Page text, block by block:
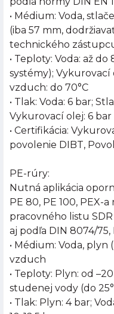
• Médium: Voda,
(iba 57 mm,
technického
• Teploty: Voda: až
systémy); Vykurovací
vzduch: do 70°C
• Tlak: Voda: 6 bar;
Vykurovací olej: 6 bar
• Certifikácia:
povolenie DIBT,
PE-rúry:
Nutná aplikácia
PE 80, PE 100, PEX-
pracovného listu SDR
aj podľa DIN 8074/75,
• Médium: Voda,
vzduch
• Teploty: Plyn: od
studenej vody (do
• Tlak: Plyn: 4 bar;